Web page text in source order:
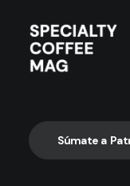
Súmate a